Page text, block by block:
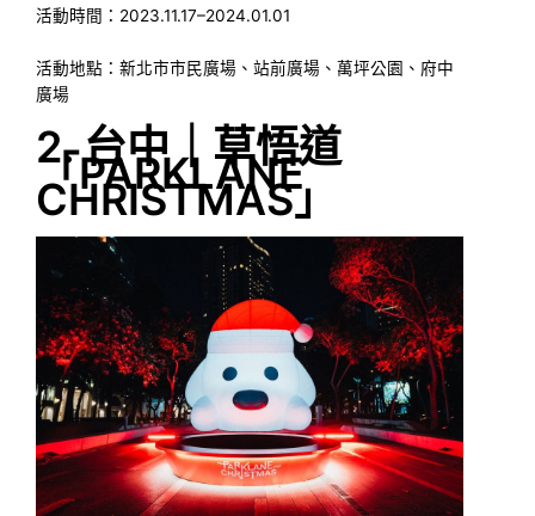
活動時間：2023.11.17–2024.01.01
活動地點：新北市市民廣場、站前廣場、萬坪公園、府中
廣場
2. 台中｜草悟道
「PARKLANE
CHRISTMAS」